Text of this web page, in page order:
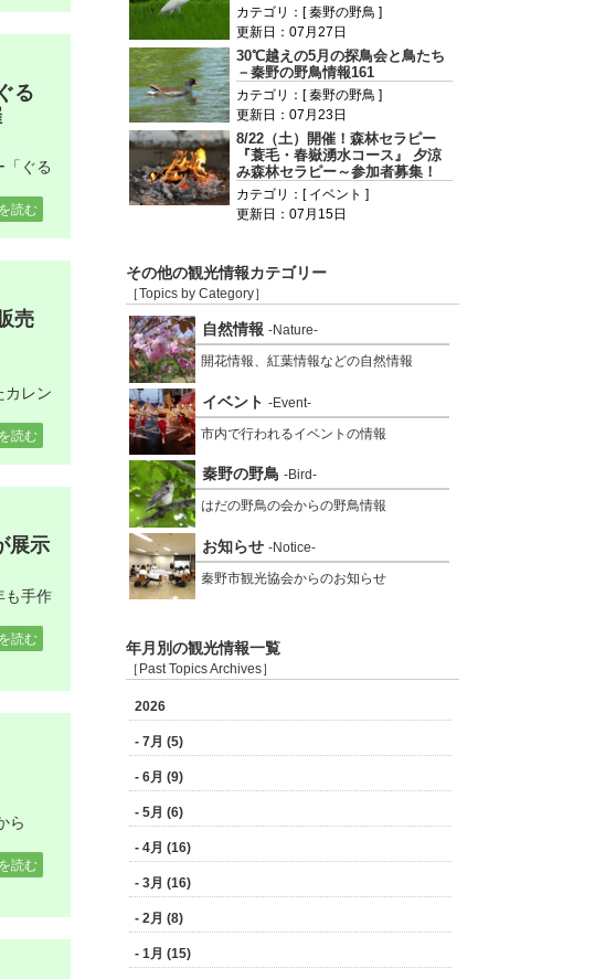
る
ぐる
読む
売
カレン
読む
展示
も手作
読む
ら
読む
カテゴリ：[ 秦野の野鳥 ]
更新日：07月27日
30℃越えの5月の探鳥会と鳥たち
－秦野の野鳥情報161
カテゴリ：[ 秦野の野鳥 ]
更新日：07月23日
8/22（土）開催！森林セラピー
『蓑毛・春嶽湧水コース』 夕涼
み森林セラピー～参加者募集！
カテゴリ：[ イベント ]
更新日：07月15日
その他の観光情報カテゴリー
［Topics by Category］
自然情報-Nature-
開花情報、紅葉情報などの自然情報
イベント-Event-
市内で行われるイベントの情報
秦野の野鳥-Bird-
はだの野鳥の会からの野鳥情報
お知らせ-Notice-
秦野市観光協会からのお知らせ
年月別の観光情報一覧
［Past Topics Archives］
2026
- 7月 (5)
- 6月 (9)
- 5月 (6)
- 4月 (16)
- 3月 (16)
- 2月 (8)
- 1月 (15)